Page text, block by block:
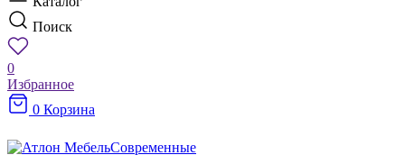
Поиск
0
Избранное
0 Корзина
Современные